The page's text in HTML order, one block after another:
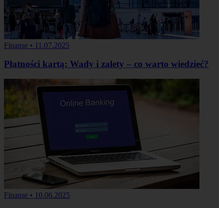
Finanse • 11.07.2025
Płatności kartą: Wady i zalety – co warto wiedzieć?
Finanse • 10.06.2025